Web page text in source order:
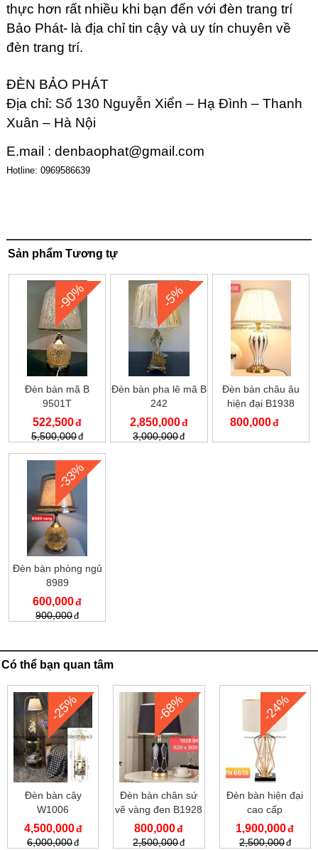
thực hơn rất nhiều khi bạn đến với đèn trang trí
Bảo Phát- là địa chỉ tin cậy và uy tín chuyên về
đèn trang trí.
ĐÈN BẢO PHÁT
Địa chỉ: Số 130 Nguyễn Xiển – Hạ Đình – Thanh
Xuân – Hà Nội
E.mail : denbaophat@gmail.com
Hotline: 0969586639
Sản phẩm Tương tự
-90%
Đèn bàn mã B
9501T
522,500
5,500,000
-5%
Đèn bàn pha lê mã B
242
2,850,000
3,000,000
Đèn bàn châu âu
hiện đại B1938
800,000
-33%
Đèn bàn phòng ngủ
8989
600,000
900,000
Có thể bạn quan tâm
-25%
Đèn bàn cây
W1006
4,500,000
6,000,000
-68%
Đèn bàn chân sứ
vẽ vàng đen B1928
800,000
2,500,000
-24%
Đèn bàn hiện đại
cao cấp
1,900,000
2,500,000